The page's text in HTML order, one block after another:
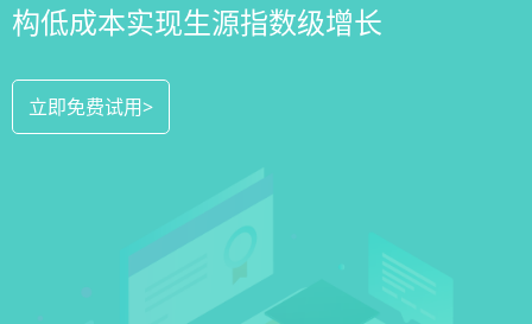
全方位解决学校经营管理难题
立即免费试用>
构低成本实现生源指数级增长
立即免费试用>
更便捷，互动零距离，体验更满意
立即免费试用>